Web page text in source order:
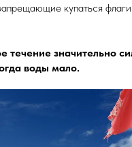
купаться
течение значительно
воды мало.